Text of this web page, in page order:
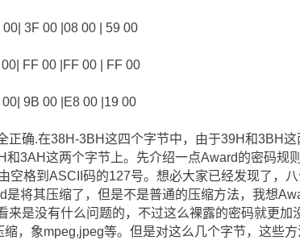
3F 00 |08 00 | 59 00
FF 00 |FF 00 | FF 00
9B 00 |E8 00 |19 00
正确.在38H-3BH这四个字节中，由于39H和3BH
3AH这两个字节上。先介绍一点Award的密码规
空格到ASCII码的127号。想必大家已经发现了，
将其压缩了，但是不是普通的压缩方法，我想
来是没有什么问题的，不过这么裸露的密码就更加
，象mpeg,jpeg等。但是对这么几个字节，这些方